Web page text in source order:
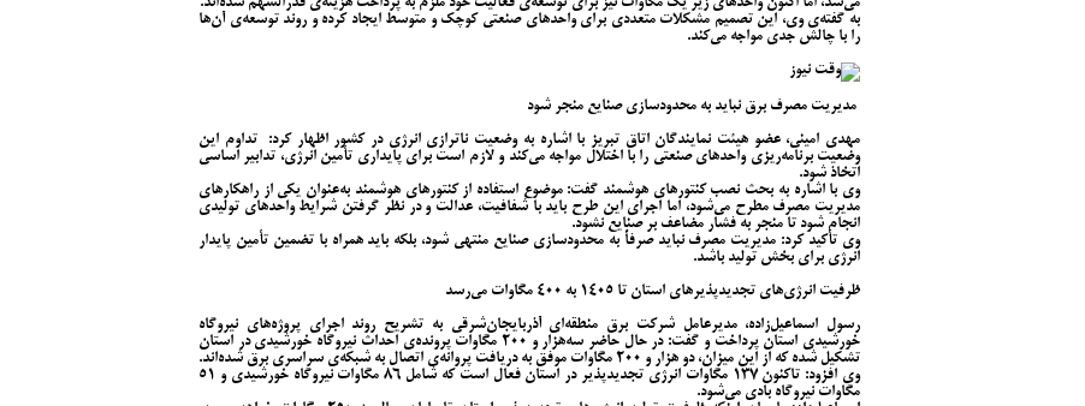
می‌شد، اما اکنون واحدهای زیر یک مگاوات نیز برای توسعه‌ی فعالیت خود ملزم به پرداخت هزینه‌ی قدرالسهم شده‌اند.
به گفته‌ی وی، این تصمیم مشکلات متعددی برای واحدهای صنعتی کوچک و متوسط ایجاد کرده و روند توسعه‌ی آن‌ها
را با چالش جدی مواجه می‌کند.
مدیریت مصرف برق نباید به محدودسازی صنایع منجر شود
مهدی امینی، عضو هیئت نمایندگان اتاق تبریز با اشاره به وضعیت ناترازی انرژی در کشور اظهار کرد: تداوم این
وضعیت برنامه‌ریزی واحدهای صنعتی را با اختلال مواجه می‌کند و لازم است برای پایداری تأمین انرژی، تدابیر اساسی
اتخاذ شود.
وی با اشاره به بحث نصب کنتورهای هوشمند گفت: موضوع استفاده از کنتورهای هوشمند به‌عنوان یکی از راهکارهای
مدیریت مصرف مطرح می‌شود، اما اجرای این طرح باید با شفافیت، عدالت و در نظر گرفتن شرایط واحدهای تولیدی
انجام شود تا منجر به فشار مضاعف بر صنایع نشود.
وی تأکید کرد: مدیریت مصرف نباید صرفاً به محدودسازی صنایع منتهی شود، بلکه باید همراه با تضمین تأمین پایدار
انرژی برای بخش تولید باشد.
ظرفیت انرژی‌های تجدیدپذیرهای استان تا ۱۴۰۵ به ۴۰۰ مگاوات می‌رسد
رسول اسماعیل‌زاده، مدیرعامل شرکت برق منطقه‌ای آذربایجان‌شرقی به تشریح روند اجرای پروژه‌های نیروگاه
خورشیدی استان پرداخت و گفت: در حال حاضر سه‌هزار و ۲۰۰ مگاوات پرونده‌ی احداث نیروگاه خورشیدی در استان
تشکیل شده که از این میزان، دو هزار و ۲۰۰ مگاوات موفق به دریافت پروانه‌ی اتصال به شبکه‌ی سراسری برق شده‌اند.
وی افزود: تاکنون ۱۳۷ مگاوات انرژی تجدیدپذیر در استان فعال است که شامل ۸۶ مگاوات نیروگاه خورشیدی و ۵۱
مگاوات نیروگاه بادی می‌شود.